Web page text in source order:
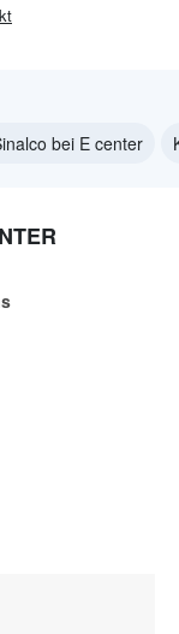
bei E center